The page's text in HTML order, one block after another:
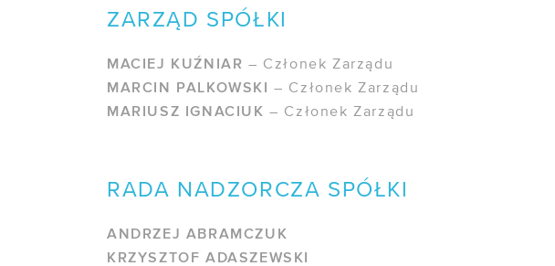
ZARZĄD SPÓŁKI
MACIEJ KUŹNIAR – Członek Zarządu
MARCIN PALKOWSKI – Członek Zarządu
MARIUSZ IGNACIUK – Członek Zarządu
RADA NADZORCZA SPÓŁKI
ANDRZEJ ABRAMCZUK
KRZYSZTOF ADASZEWSKI